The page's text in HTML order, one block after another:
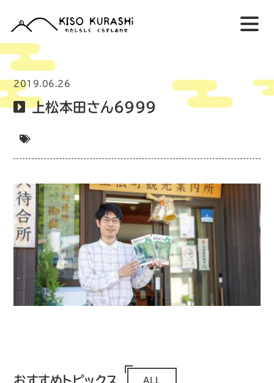
2019.06.26
上松本田さん6999
おすすめトピックス ALL